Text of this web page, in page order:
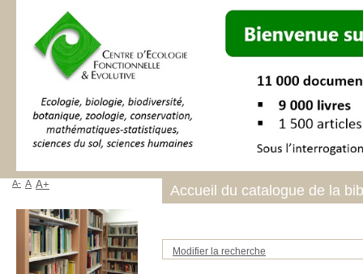
Modifier la recherche
Accueil du catalogue de la
A- A A+